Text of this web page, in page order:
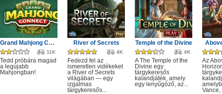
Grand Mahjong Connect
11K
Tedd próbára magad
a legújabb
Mahjongban!
River of Secrets
4K
Fedezd fel az
ismeretlen vidékeket
a River of Secrets
világában — egy
izgalmas
tárgykeresős...
Temple of the Divine
4K
A The Temple of the
Divine egy
tárgykeresős
kalandjáték, amely
egy lenyűgöző, az...
Az
Vance,